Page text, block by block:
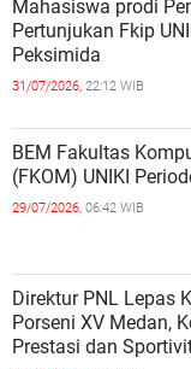
Mahasiswa prodi
Pertunjukan Fkip
Peksimida
31/07/2026, 22:12 WIB
BEM Fakultas
(FKOM) UNIKI
29/07/2026, 06:42 WIB
Direktur PNL Lepas
Porseni XV Medan,
Prestasi dan